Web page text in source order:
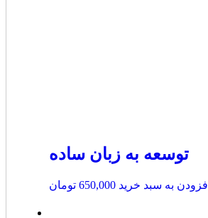
توسعه به زبان ساده
650,000 تومان افزودن به سبد خرید